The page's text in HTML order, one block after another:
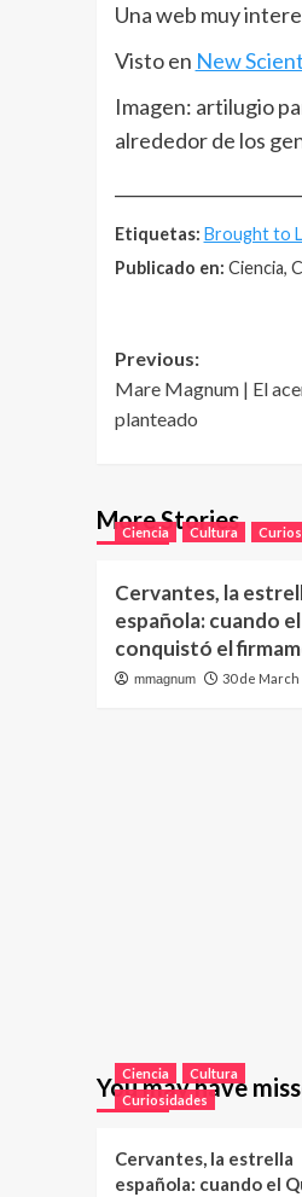
Una web muy
Visto en New
Imagen: artilugio
alrededor de los
Etiquetas: Brought to
Publicado en: Ciencia,
Post
navigation
Previous:
Mare Magnum | El
planteado
More Stories
Ciencia Cultura
Cervantes, la
española: cuando
conquistó el
mmagnum 30 de March
You may have
Ciencia
Cultura
Curiosidades
Cervantes, la estrella
española: cuando el